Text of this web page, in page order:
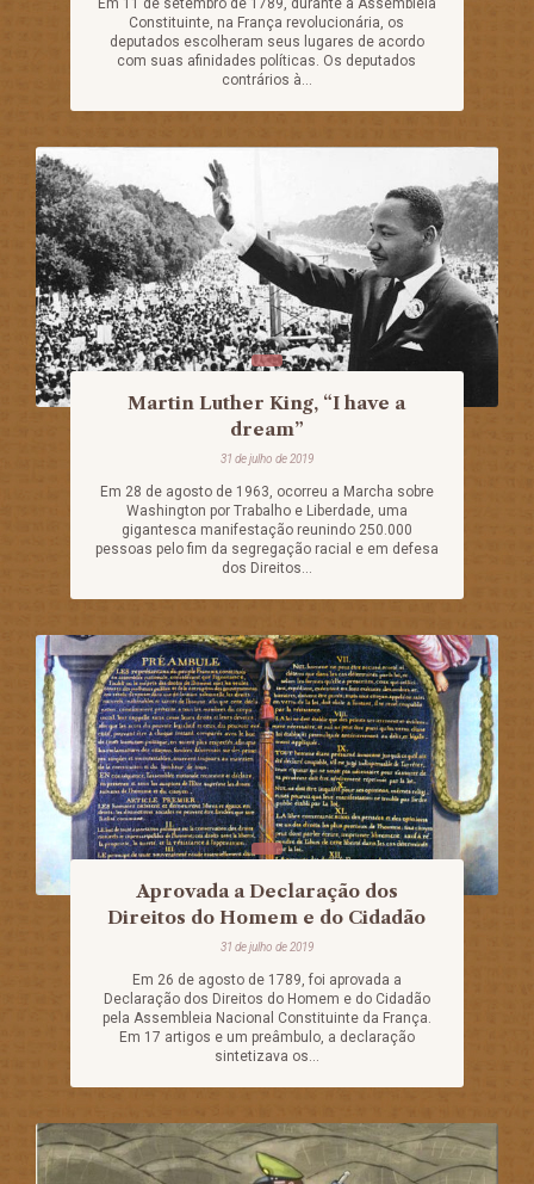
Em 11 de setembro de 1789, durante a Assembleia
Constituinte, na França revolucionária, os
deputados escolheram seus lugares de acordo
com suas afinidades políticas. Os deputados
contrários à...
Martin Luther King, “I have a
dream”
31 de julho de 2019
Em 28 de agosto de 1963, ocorreu a Marcha sobre
Washington por Trabalho e Liberdade, uma
gigantesca manifestação reunindo 250.000
pessoas pelo fim da segregação racial e em defesa
dos Direitos...
Aprovada a Declaração dos
Direitos do Homem e do Cidadão
31 de julho de 2019
Em 26 de agosto de 1789, foi aprovada a
Declaração dos Direitos do Homem e do Cidadão
pela Assembleia Nacional Constituinte da França.
Em 17 artigos e um preâmbulo, a declaração
sintetizava os...